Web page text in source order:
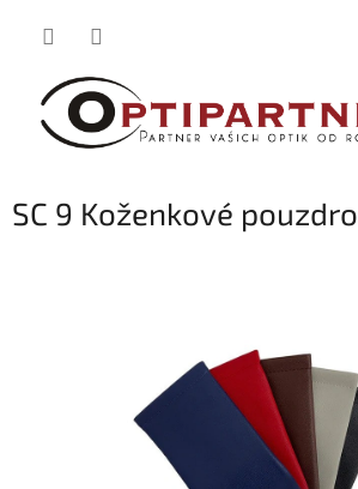
SC 9 Koženkové pouzdro